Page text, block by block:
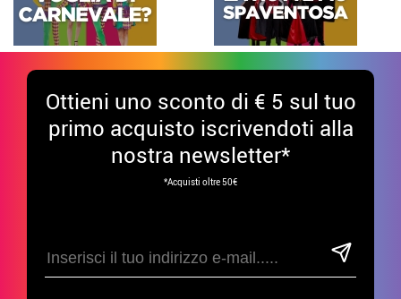
Ottieni uno sconto di € 5 sul tuo
primo acquisto iscrivendoti alla
nostra newsletter*
*Acquisti oltre 50€